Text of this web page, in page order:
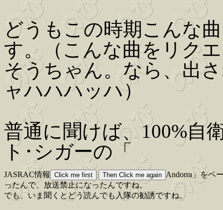
どうもこの時期こんな
す。（こんな曲をリク
そうちゃん。なら、出
ャハハハッハ）
普通に聞けば、100%自
ト･シガーの「
JASRAC情報
Andorra」をベ
ったんで、放送禁止になったんですね。
でも、いま聞くとどう読んでも入隊の勧誘ですね。